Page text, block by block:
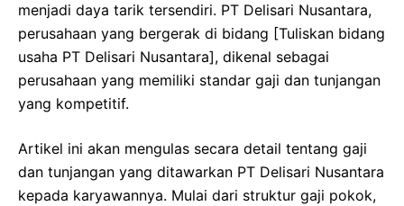
menjadi daya tarik tersendiri. PT Delisari Nusantara,
perusahaan yang bergerak di bidang [Tuliskan bidang
usaha PT Delisari Nusantara], dikenal sebagai
perusahaan yang memiliki standar gaji dan tunjangan
yang kompetitif.
Artikel ini akan mengulas secara detail tentang gaji
dan tunjangan yang ditawarkan PT Delisari Nusantara
kepada karyawannya. Mulai dari struktur gaji pokok,